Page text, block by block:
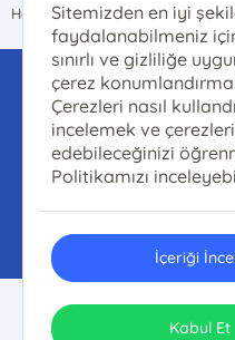
Hafta sonu : 09.00-17.00
Satış ve Dağıtım
Satış-Dağıtım Tel/
61 / Kitap-
© 2024 İlahiyat
Tasarım &
Sitemizden en iyi
faydalanabilmeniz
sınırlı ve gizliliğe
çerez
Çerezleri nasıl
incelemek ve
edebileceğinizi
Politikamızı
İçeriği
Kabul Et